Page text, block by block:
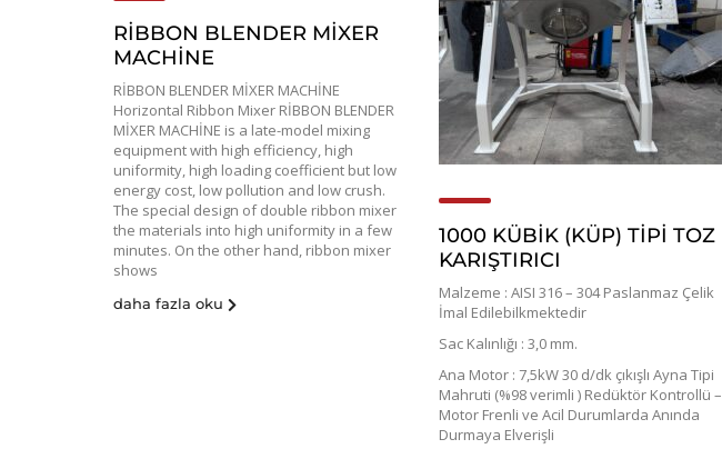
RİBBON BLENDER MİXER
MACHİNE
RİBBON BLENDER MİXER MACHİNE
Horizontal Ribbon Mixer RİBBON BLENDER
MİXER MACHİNE is a late-model mixing
equipment with high efficiency, high
uniformity, high loading coefficient but low
energy cost, low pollution and low crush.
The special design of double ribbon mixer
the materials into high uniformity in a few
minutes. On the other hand, ribbon mixer
shows
daha fazla oku
1000 KÜBİK (KÜP) TİPİ TOZ
KARIŞTIRICI
Malzeme : AISI 316 – 304 Paslanmaz Çelik
İmal Edilebilkmektedir
Sac Kalınlığı : 3,0 mm.
Ana Motor : 7,5kW 30 d/dk çıkışlı Ayna Tipi
Mahruti (%98 verimli ) Redüktör Kontrollü –
Motor Frenli ve Acil Durumlarda Anında
Durmaya Elverişli